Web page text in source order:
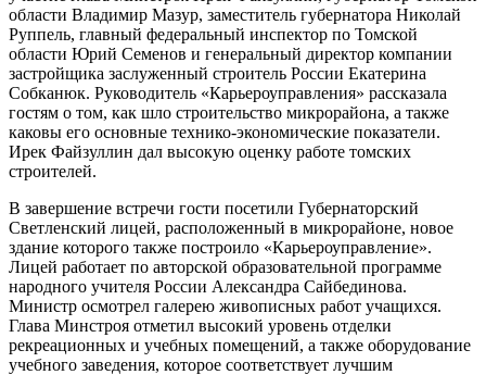
области Владимир Мазур, заместитель губернатора Николай
Руппель, главный федеральный инспектор по Томской
области Юрий Семенов и генеральный директор компании
застройщика заслуженный строитель России Екатерина
Собканюк. Руководитель «Карьероуправления» рассказала
гостям о том, как шло строительство микрорайона, а также
каковы его основные технико-экономические показатели.
Ирек Файзуллин дал высокую оценку работе томских
строителей.
В завершение встречи гости посетили Губернаторский
Светленский лицей, расположенный в микрорайоне, новое
здание которого также построило «Карьероуправление».
Лицей работает по авторской образовательной программе
народного учителя России Александра Сайбединова.
Министр осмотрел галерею живописных работ учащихся.
Глава Минстроя отметил высокий уровень отделки
рекреационных и учебных помещений, а также оборудование
учебного заведения, которое соответствует лучшим